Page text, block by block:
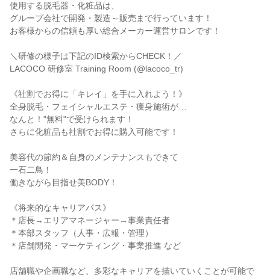
使用する脱毛器・化粧品は、
グループ会社で開発・製造～販売まで行っています！
お客様からの信頼も厚い総合メーカー運営サロンです！
＼研修の様子は下記のID検索からCHECK！／
LACOCO 研修室 Training Room (@lacoco_tr)
《社割でお得に「キレイ」を手に入れよう！》
全身脱毛・フェイシャルエステ・痩身施術が…
なんと！"無料"で受けられます！
さらに化粧品も社割でお得に購入可能です！
美容代の節約＆自身のメンテナンスもできて
一石二鳥！
働きながら目指せ美BODY！
《将来的なキャリアパス》
＊店長→エリアマネージャー→事業責任者
＊本部スタッフ（人事・広報・管理）
＊店舗開発・マーケティング・事業推進 など
店舗職や企画職など、多彩なキャリアを描いていくことが可能で